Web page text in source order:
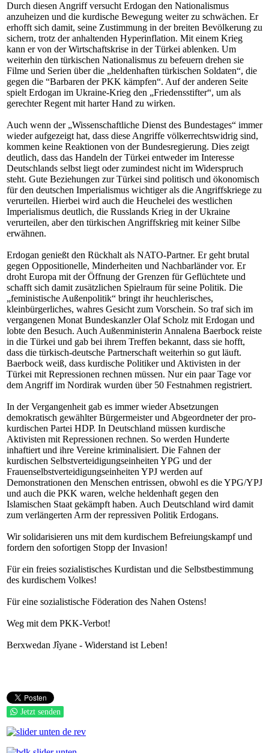
Durch diesen Angriff versucht Erdogan den Nationalismus
anzuheizen und die kurdische Bewegung weiter zu schwächen. Er
erhofft sich damit, seine Zustimmung in der breiten Bevölkerung zu
sichern, trotz der anhaltenden Hyperinflation. Mit einem Krieg
kann er von der Wirtschaftskrise in der Türkei ablenken. Um
weiterhin den türkischen Nationalismus zu befeuern drehen sie
Filme und Serien über die „heldenhaften türkischen Soldaten“, die
gegen die “Barbaren der PKK kämpfen“. Auf der anderen Seite
spielt Erdogan im Ukraine-Krieg den „Friedensstifter“, um als
gerechter Regent mit harter Hand zu wirken.
Auch wenn der „Wissenschaftliche Dienst des Bundestages“ immer
wieder aufgezeigt hat, dass diese Angriffe völkerrechtswidrig sind,
kommen keine Reaktionen von der Bundesregierung. Dies zeigt
deutlich, dass das Handeln der Türkei entweder im Interesse
Deutschlands selbst liegt oder zumindest nicht im Widerspruch
steht. Gute Beziehungen zur Türkei sind politisch und ökonomisch
für den deutschen Imperialismus wichtiger als die Angriffskriege zu
verurteilen. Hierbei wird auch die Heuchelei des westlichen
Imperialismus deutlich, die Russlands Krieg in der Ukraine
verurteilen, aber den türkischen Angriffskrieg mit keiner Silbe
erwähnen.
Erdogan genießt den Rückhalt als NATO-Partner. Er geht brutal
gegen Oppositionelle, Minderheiten und Nachbarländer vor. Er
droht Europa mit der Öffnung der Grenzen für Geflüchtete und
schafft sich damit zusätzlichen Spielraum für seine Politik. Die
„feministische Außenpolitik“ bringt ihr heuchlerisches,
kleinbürgerliches, wahres Gesicht zum Vorschein. So traf sich im
vergangenen Monat Bundeskanzler Olaf Scholz mit Erdogan und
lobte den Besuch. Auch Außenministerin Annalena Baerbock reiste
in die Türkei und gab bei ihrem Treffen bekannt, dass sie hofft,
dass die türkisch-deutsche Partnerschaft weiterhin so gut läuft.
Baerbock weiß, dass kurdische Politiker und Aktivisten in der
Türkei mit Repressionen rechnen müssen. Nur ein paar Tage vor
dem Angriff im Nordirak wurden über 50 Festnahmen registriert.
In der Vergangenheit gab es immer wieder Absetzungen
demokratisch gewählter Bürgermeister und Abgeordneter der pro-
kurdischen Partei HDP. In Deutschland müssen kurdische
Aktivisten mit Repressionen rechnen. So werden Hunderte
inhaftiert und ihre Vereine kriminalisiert. Die Fahnen der
kurdischen Selbstverteidigungseinheiten YPG und der
Frauenselbstverteidigungseinheiten YPJ werden auf
Demonstrationen den Menschen entrissen, obwohl es die YPG/YPJ
und auch die PKK waren, welche heldenhaft gegen den
Islamischen Staat gekämpft haben. Auch Deutschland wird damit
zum verlängerten Arm der repressiven Politik Erdogans.
Wir solidarisieren uns mit dem kurdischem Befreiungskampf und
fordern den sofortigen Stopp der Invasion!
Für ein freies sozialistisches Kurdistan und die Selbstbestimmung
des kurdischem Volkes!
Für eine sozialistische Föderation des Nahen Ostens!
Weg mit dem PKK-Verbot!
Berxwedan Jîyane - Widerstand ist Leben!
Jetzt senden